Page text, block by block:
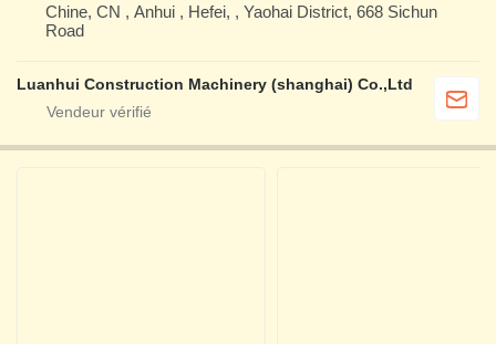
Chine, CN , Anhui , Hefei, , Yaohai District, 668 Sichun
Road
Luanhui Construction Machinery (shanghai) Co.,Ltd